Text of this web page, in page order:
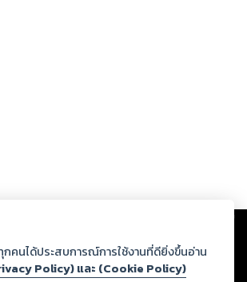
ปโหลดผ่านเว็บไซต์และปรากฏว่าละเมิดสิทธิใน
คลอื่นหรือขัดต่อกฎหมายและศีลธรรม ดังนั้น ผู้อ่าน
ณในการกลั่นกรองด้วยตนเอง และหากท่านพบว่าส่วน
กคนได้ประสบการณ์การใช้งานที่ดียิ่งขึ้นอ่าน
Policy) และ (Cookie Policy)